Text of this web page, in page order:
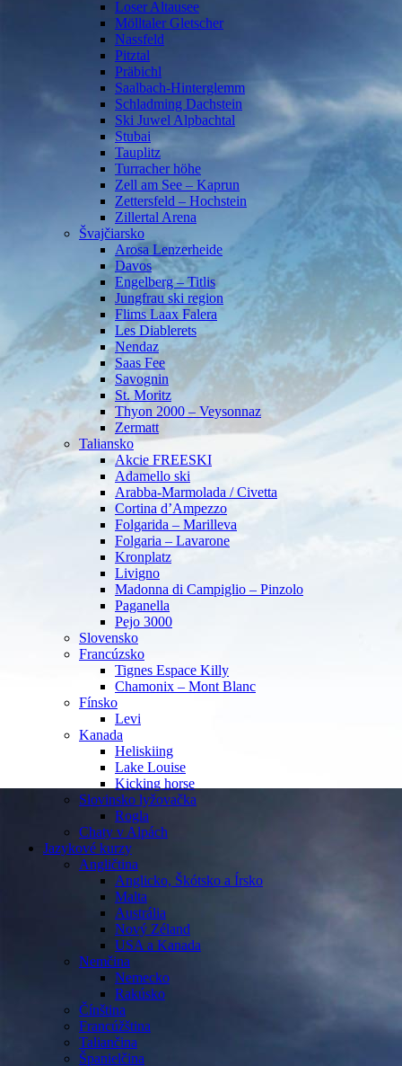
Loser Altausee
Mölltaler Gletscher
Nassfeld
Pitztal
Präbichl
Saalbach-Hinterglemm
Schladming Dachstein
Ski Juwel Alpbachtal
Stubai
Tauplitz
Turracher höhe
Zell am See – Kaprun
Zettersfeld – Hochstein
Zillertal Arena
Švajčiarsko
Arosa Lenzerheide
Davos
Engelberg – Titlis
Jungfrau ski region
Flims Laax Falera
Les Diablerets
Nendaz
Saas Fee
Savognin
St. Moritz
Thyon 2000 – Veysonnaz
Zermatt
Taliansko
Akcie FREESKI
Adamello ski
Arabba-Marmolada / Civetta
Cortina d’Ampezzo
Folgarida – Marilleva
Folgaria – Lavarone
Kronplatz
Livigno
Madonna di Campiglio – Pinzolo
Paganella
Pejo 3000
Slovensko
Francúzsko
Tignes Espace Killy
Chamonix – Mont Blanc
Fínsko
Levi
Kanada
Heliskiing
Lake Louise
Kicking horse
Slovinsko lyžovačka
Rogla
Chaty v Alpách
Jazykové kurzy
Angličtina
Anglicko, Škótsko a Írsko
Malta
Austrália
Nový Zéland
USA a Kanada
Nemčina
Nemecko
Rakúsko
Čínština
Francúžština
Taliančina
Španielčina